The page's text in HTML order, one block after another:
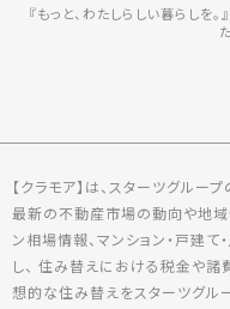
『もっと、わたしらしい暮らしを
【クラモア】は、スターツグルー
最新の不動産市場の動向や地域
ン相場情報、マンション・戸建
し、 住み替えにおける税金や
想的な住み替えをスターツグル